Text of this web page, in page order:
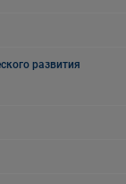
развития